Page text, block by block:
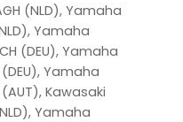
(NLD), Yamaha
Yamaha
(DEU), Yamaha
Yamaha
(AUT), Kawasaki
Yamaha